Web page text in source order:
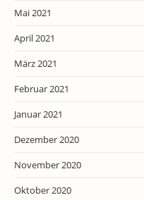
Mai 2021
April 2021
März 2021
Februar 2021
Januar 2021
Dezember 2020
November 2020
Oktober 2020